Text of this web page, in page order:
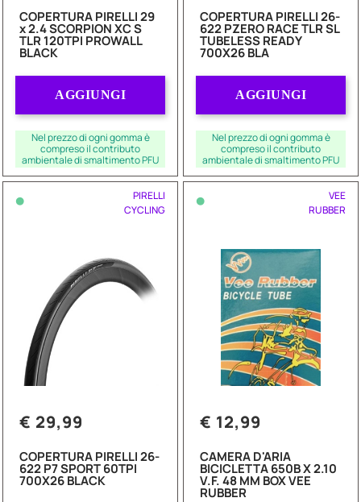
COPERTURA PIRELLI 29
x 2.4 SCORPION XC S
TLR 120TPI PROWALL
BLACK
AGGIUNGI
Nel prezzo di ogni gomma è
compreso il contributo
ambientale di smaltimento PFU
COPERTURA PIRELLI 26-
622 PZERO RACE TLR SL
TUBELESS READY
700X26 BLA
AGGIUNGI
Nel prezzo di ogni gomma è
compreso il contributo
ambientale di smaltimento PFU
•
PIRELLI
CYCLING
€ 29,99
COPERTURA PIRELLI 26-
622 P7 SPORT 60TPI
700X26 BLACK
•
VEE
RUBBER
€ 12,99
CAMERA D'ARIA
BICICLETTA 650B X 2.10
V.F. 48 MM BOX VEE
RUBBER